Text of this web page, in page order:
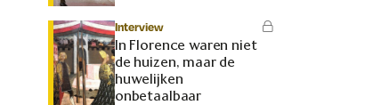
Interview
In Florence waren niet
de huizen, maar de
huwelijken
onbetaalbaar